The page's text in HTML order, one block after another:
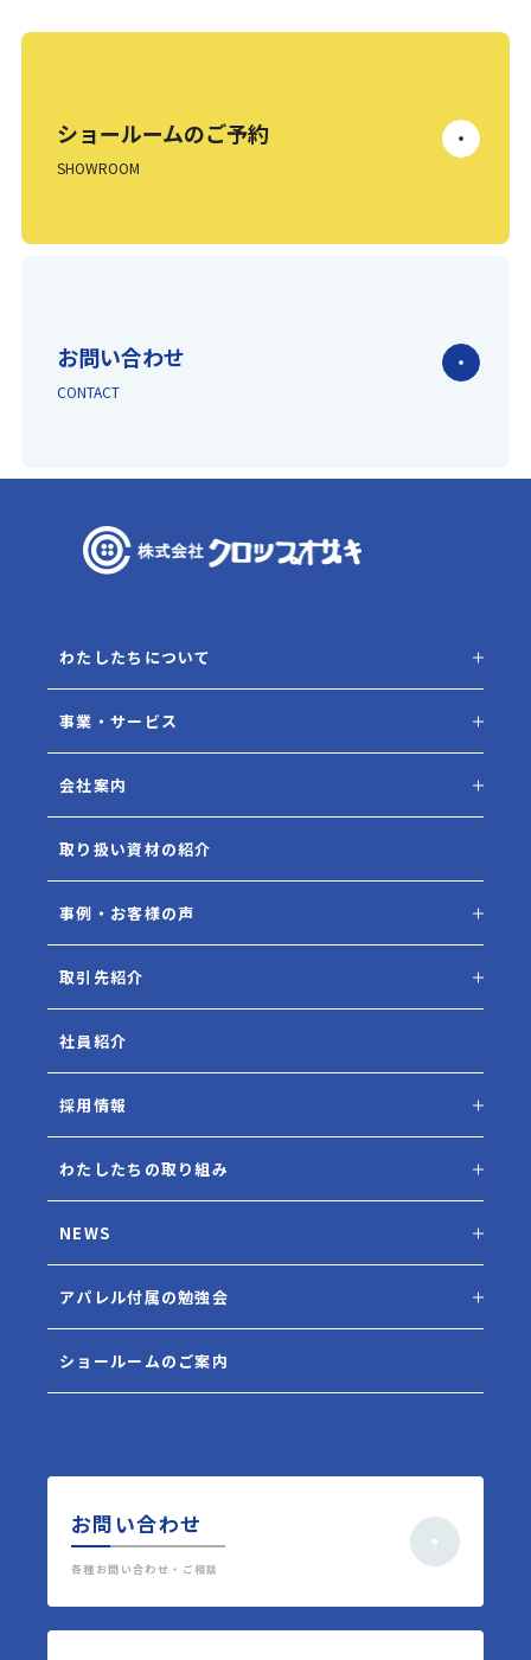
お問い合わせ
CONTACT
ショールームのご予約
SHOWROOM
わたしたちについて
事業・サービス
会社案内
取り扱い資材の紹介
事例・お客様の声
取引先紹介
社員紹介
採用情報
わたしたちの取り組み
NEWS
アパレル付属の勉強会
ショールームのご案内
お問い合わせ
各種お問い合わせ・ご相談